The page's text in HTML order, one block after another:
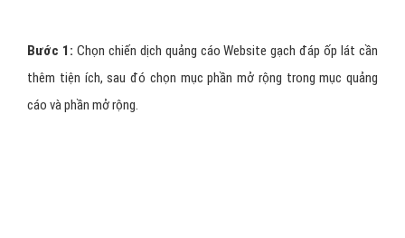
Bước 1: Chọn chiến dịch quảng cáo Website gạch đáp ốp lát cần
thêm tiện ích, sau đó chọn mục phần mở rộng trong mục quảng
cáo và phần mở rộng.